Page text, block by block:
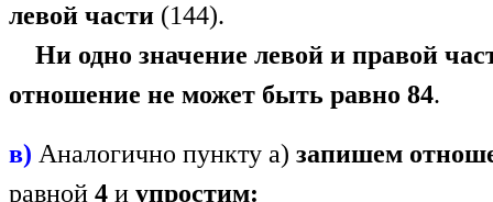
левой части (144).
Ни одно значение левой и правой
отношение не может быть равно 84.
в) Аналогично пункту а) запишем
равной 4 и упростим: